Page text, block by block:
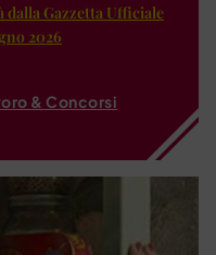
Gazzetta Ufficiale
2026
& Concorsi